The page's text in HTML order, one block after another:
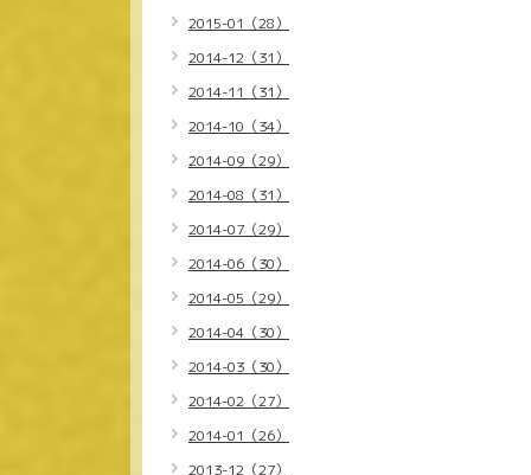
2015-01（28）
2014-12（31）
2014-11（31）
2014-10（34）
2014-09（29）
2014-08（31）
2014-07（29）
2014-06（30）
2014-05（29）
2014-04（30）
2014-03（30）
2014-02（27）
2014-01（26）
2013-12（27）